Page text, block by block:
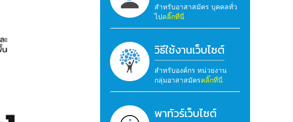
สำหรับอาสาสมัคร บุคคลทั่ว
ไปคลิ๊กที่นี่
วิธีใช้งานเว็บไซต์
สำหรับองค์กร หน่วยงาน
กลุ่มอาสาสมัครคลิ๊กที่นี่
พาทัวร์เว็บไซต์